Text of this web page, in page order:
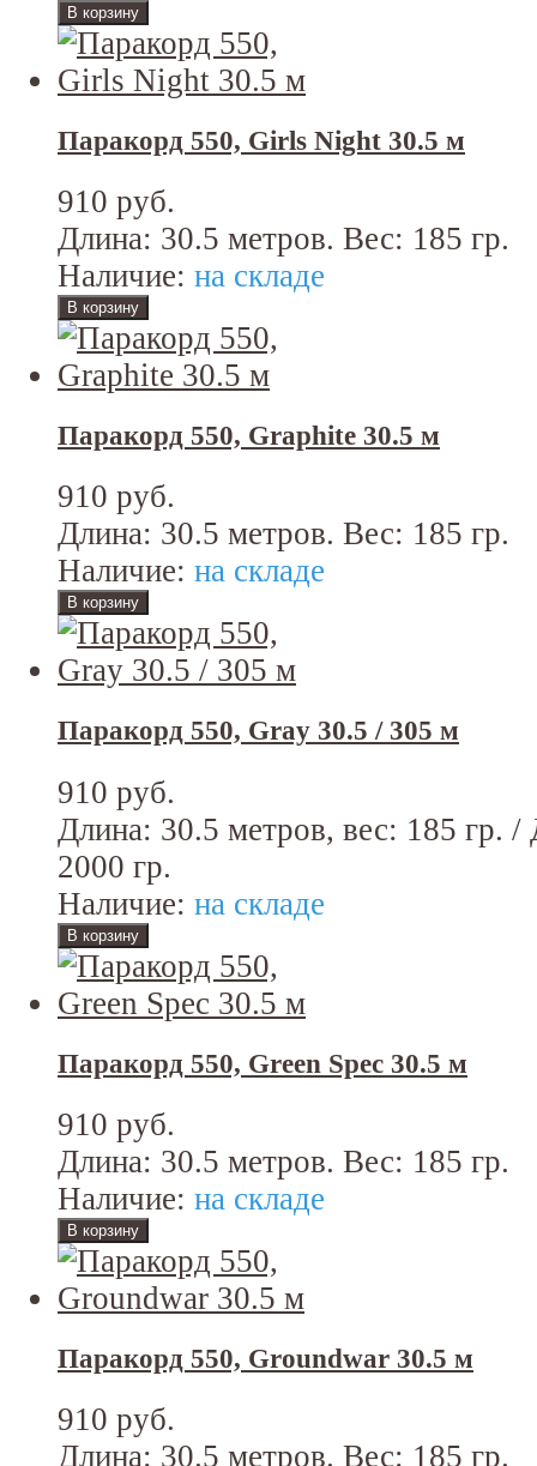
Паракорд 550, Girls Night 30.5 м
910 руб.
Длина: 30.5 метров. Вес: 185 гр.
Наличие: на складе
Паракорд 550, Graphite 30.5 м
910 руб.
Длина: 30.5 метров. Вес: 185 гр.
Наличие: на складе
Паракорд 550, Gray 30.5 / 305 м
910 руб.
Длина: 30.5 метров, вес: 185 гр.
2000 гр.
Наличие: на складе
Паракорд 550, Green Spec 30.5 м
910 руб.
Длина: 30.5 метров. Вес: 185 гр.
Наличие: на складе
Паракорд 550, Groundwar 30.5 м
910 руб.
Длина: 30.5 метров. Вес: 185 гр.